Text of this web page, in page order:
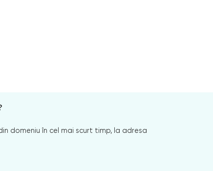
domeniu în cel mai scurt timp, la adresa